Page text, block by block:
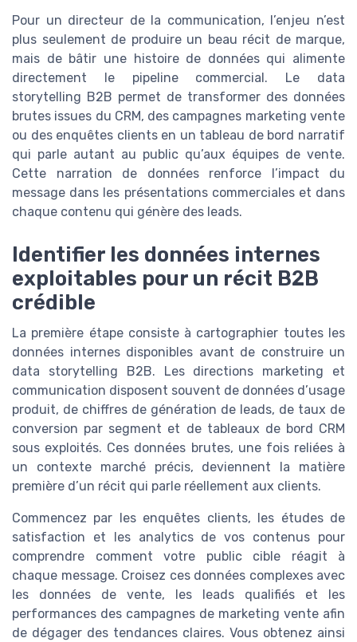
Pour un directeur de la communication, l’enjeu n’est
plus seulement de produire un beau récit de marque,
mais de bâtir une histoire de données qui alimente
directement le pipeline commercial. Le data
storytelling B2B permet de transformer des données
brutes issues du CRM, des campagnes marketing vente
ou des enquêtes clients en un tableau de bord narratif
qui parle autant au public qu’aux équipes de vente.
Cette narration de données renforce l’impact du
message dans les présentations commerciales et dans
chaque contenu qui génère des leads.
Identifier les données internes
exploitables pour un récit B2B
crédible
La première étape consiste à cartographier toutes les
données internes disponibles avant de construire un
data storytelling B2B. Les directions marketing et
communication disposent souvent de données d’usage
produit, de chiffres de génération de leads, de taux de
conversion par segment et de tableaux de bord CRM
sous exploités. Ces données brutes, une fois reliées à
un contexte marché précis, deviennent la matière
première d’un récit qui parle réellement aux clients.
Commencez par les enquêtes clients, les études de
satisfaction et les analytics de vos contenus pour
comprendre comment votre public cible réagit à
chaque message. Croisez ces données complexes avec
les données de vente, les leads qualifiés et les
performances des campagnes de marketing vente afin
de dégager des tendances claires. Vous obtenez ainsi